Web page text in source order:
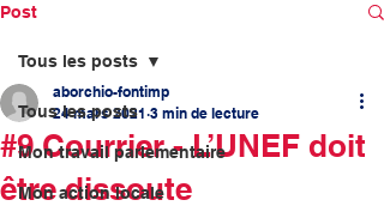
Post
Tous les posts
Mon travail parlementaire
Mon action locale
Tous les posts
#9 Courrier - L’UNEF doit
être dissoute
aborchio-fontimp
24 mars 2021 3 min de lecture